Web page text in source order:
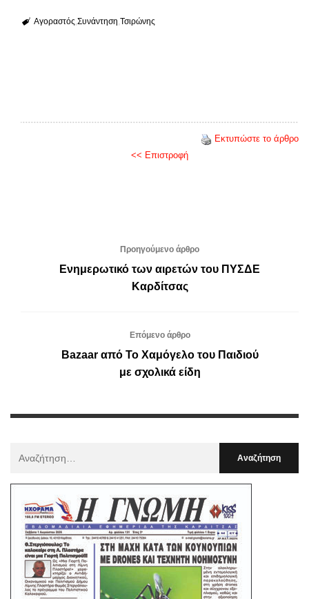
Αγοραστός Συνάντηση Τσιρώνης
Εκτυπώστε το άρθρο
<< Επιστροφή
Προηγούμενο άρθρο
Ενημερωτικό των αιρετών του ΠΥΣΔΕ
Καρδίτσας
Επόμενο άρθρο
Bazaar από Το Χαμόγελο του Παιδιού
με σχολικά είδη
: